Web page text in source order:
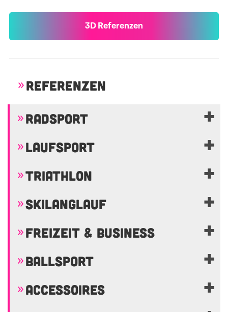
3D Referenzen
REFERENZEN
RADSPORT
LAUFSPORT
TRIATHLON
SKILANGLAUF
FREIZEIT & BUSINESS
BALLSPORT
ACCESSOIRES